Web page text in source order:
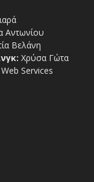
Αντωνίου
Βελάνη
Χρύσα Γώτα
Services